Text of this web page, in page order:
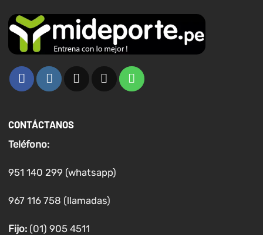
CONTÁCTANOS
Teléfono:
951 140 299 (whatsapp)
967 116 758 (llamadas)
Fijo:(01) 905 4511